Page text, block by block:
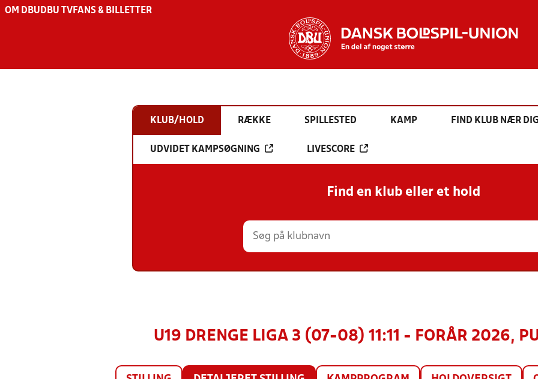
OM DBU DBU TV FANS & BILLETTER
KLUB/HOLD RÆKKE SPILLESTED KAMP FIND KLUB NÆR
UDVIDET KAMPSØGNING LIVESCORE
Find en klub eller et hold
U19 DRENGE LIGA 3 (07-08) 11:11 - FORÅR 2026,